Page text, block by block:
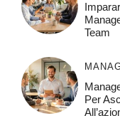
Team
Per